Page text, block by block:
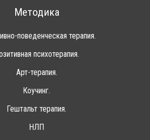
Методика
поведенческая терапия.
психотерапия.
Арт-терапия.
Коучинг.
Гештальт терапия.
НЛП